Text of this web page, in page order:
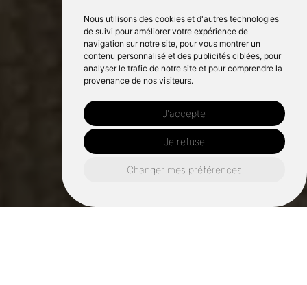
Nous utilisons des cookies et d'autres technologies
de suivi pour améliorer votre expérience de
navigation sur notre site, pour vous montrer un
contenu personnalisé et des publicités ciblées, pour
analyser le trafic de notre site et pour comprendre la
provenance de nos visiteurs.
J'accepte
Je refuse
Changer mes préférences